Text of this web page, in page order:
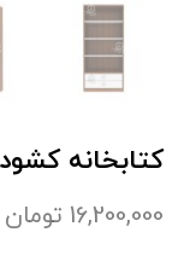
کتابخانه
16,200,000 تومان